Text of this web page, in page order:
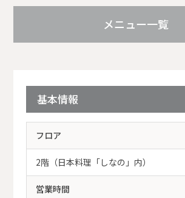
メニュー一覧
基本情報
フロア
2階（日本料理「しなの」内）
営業時間